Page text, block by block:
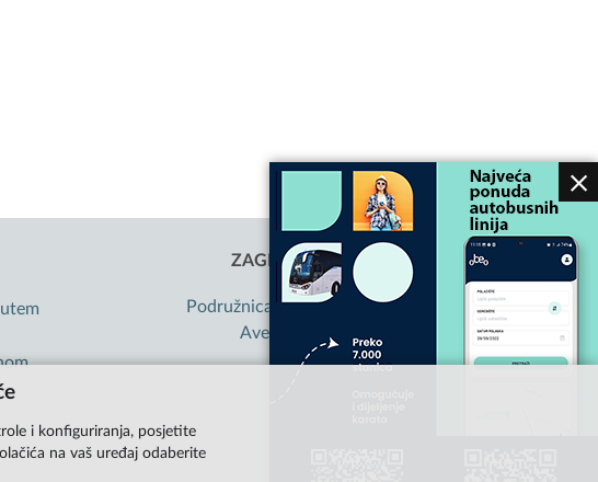
ZAGREBAČKI HOLDING D.O.O.
Podružnica Autobusni kolodvor Zagreb
Avenija Marina Držića 4, Zagreb
OIB: 85584865987
i konfiguriranja, posjetite
na vaš uređaj odaberite